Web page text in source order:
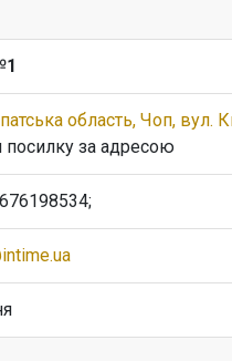
область, Чоп, вул.
посилку за адресою